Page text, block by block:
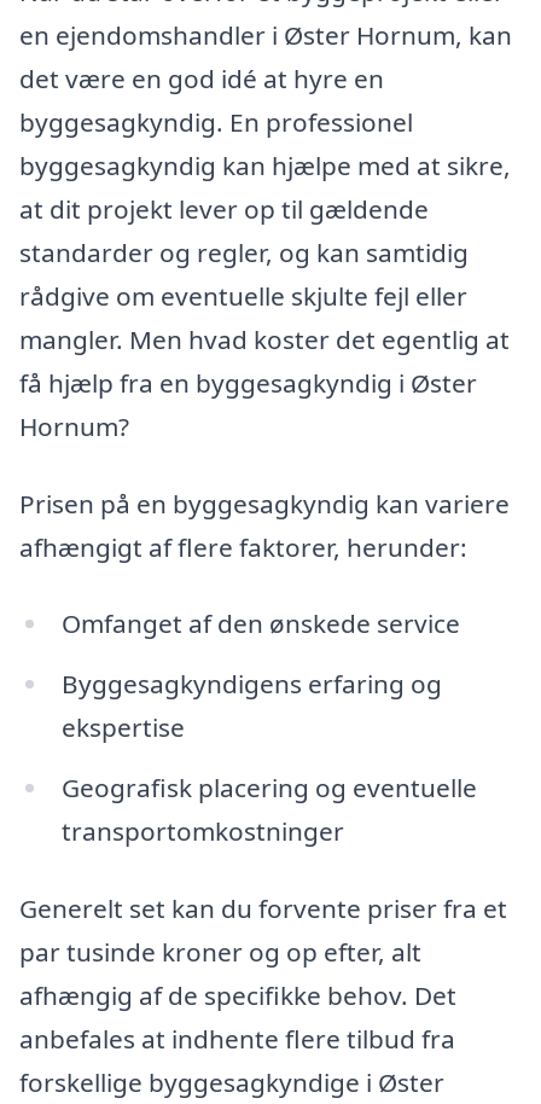
en ejendomshandler i Øster Hornum, kan
det være en god idé at hyre en
byggesagkyndig. En professionel
byggesagkyndig kan hjælpe med at sikre,
at dit projekt lever op til gældende
standarder og regler, og kan samtidig
rådgive om eventuelle skjulte fejl eller
mangler. Men hvad koster det egentlig at
få hjælp fra en byggesagkyndig i Øster
Hornum?
Prisen på en byggesagkyndig kan variere
afhængigt af flere faktorer, herunder:
Omfanget af den ønskede service
Byggesagkyndigens erfaring og
ekspertise
Geografisk placering og eventuelle
transportomkostninger
Generelt set kan du forvente priser fra et
par tusinde kroner og op efter, alt
afhængig af de specifikke behov. Det
anbefales at indhente flere tilbud fra
forskellige byggesagkyndige i Øster